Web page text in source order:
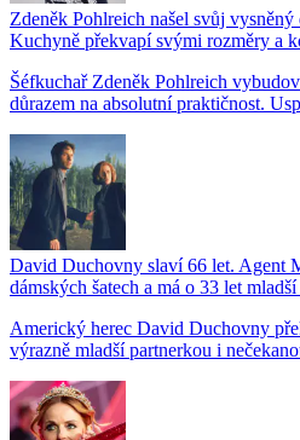
Zdeněk Pohlreich našel svůj
Kuchyně překvapí svými rozměry a
Šéfkuchař Zdeněk Pohlreich
důrazem na absolutní praktičnost.
David Duchovny slaví 66 let. Agent
dámských šatech a má o 33 let
Americký herec David Duchovny
výrazně mladší partnerkou i